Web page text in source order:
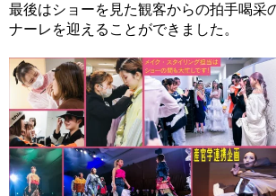
企業のみなさまへ
最後はショーを見た観客からの拍手喝采
ナーレを迎えることができました。